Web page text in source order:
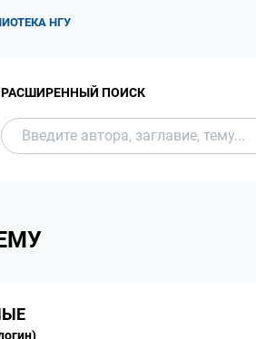
НГУ
РАСШИРЕННЫЙ ПОИСК